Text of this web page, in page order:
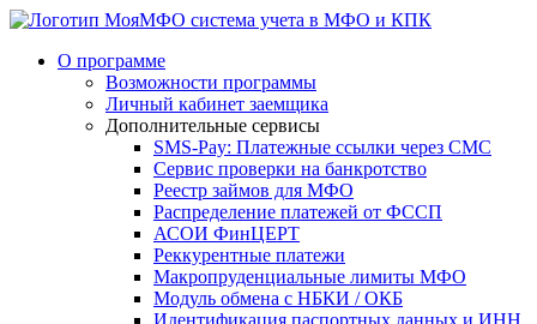
система учета в МФО и КПК
О программе
Возможности программы
Личный кабинет заемщика
Дополнительные сервисы
SMS-Pay: Платежные ссылки через СМС
Сервис проверки на банкротство
Реестр займов для МФО
Распределение платежей от ФССП
АСОИ ФинЦЕРТ
Реккурентные платежи
Макропруденциальные лимиты МФО
Модуль обмена с НБКИ / ОКБ
Идентификация паспортных данных и ИНН